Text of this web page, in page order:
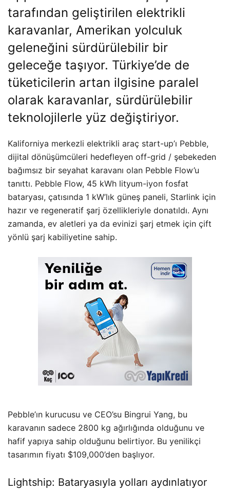
tarafından geliştirilen elektrikli
karavanlar, Amerikan yolculuk
geleneğini sürdürülebilir bir
geleceğe taşıyor. Türkiye’de de
tüketicilerin artan ilgisine paralel
olarak karavanlar, sürdürülebilir
teknolojilerle yüz değiştiriyor.
Kaliforniya merkezli elektrikli araç start-up’ı Pebble,
dijital dönüşümcüleri hedefleyen off-grid / şebekeden
bağımsız bir seyahat karavanı olan Pebble Flow’u
tanıttı. Pebble Flow, 45 kWh lityum-iyon fosfat
bataryası, çatısında 1 kW’lık güneş paneli, Starlink için
hazır ve regeneratif şarj özellikleriyle donatıldı. Aynı
zamanda, ev aletleri ya da evinizi şarj etmek için çift
yönlü şarj kabiliyetine sahip.
Pebble’ın kurucusu ve CEO’su Bingrui Yang, bu
karavanın sadece 2800 kg ağırlığında olduğunu ve
hafif yapıya sahip olduğunu belirtiyor. Bu yenilikçi
tasarımın fiyatı $109,000’den başlıyor.
Lightship: Bataryasıyla yolları aydınlatıyor